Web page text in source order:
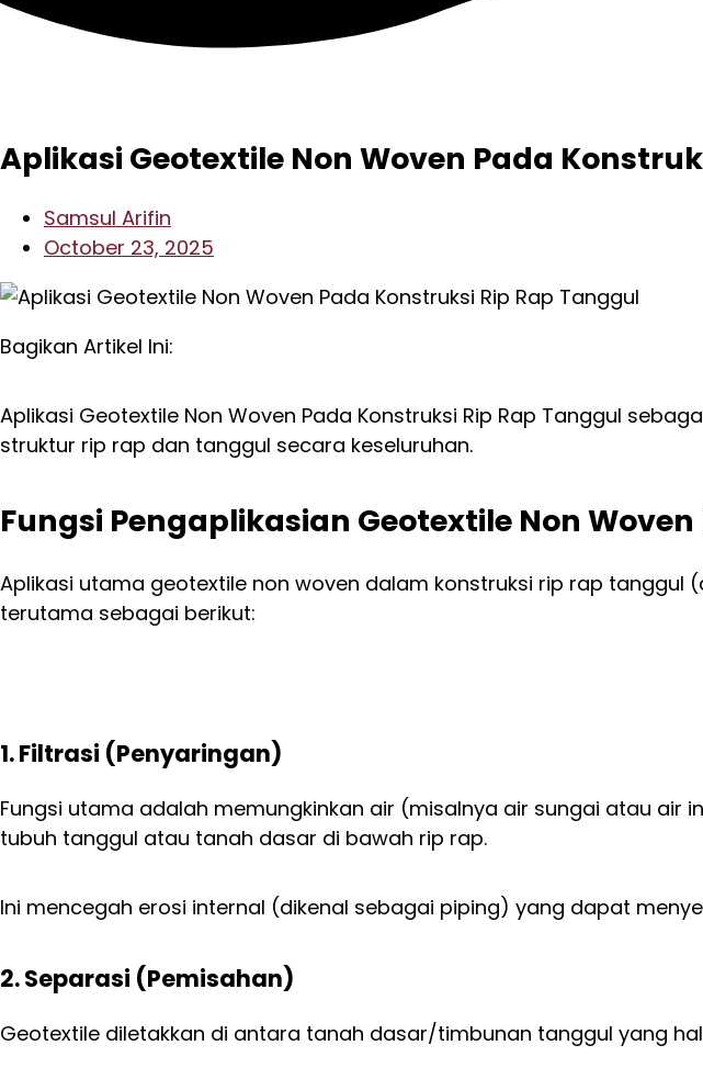
Aplikasi Geotextile Non Woven Pada
Samsul Arifin
October 23, 2025
Bagikan Artikel Ini:
Aplikasi Geotextile Non Woven Pada Konstruksi Rip Rap Tanggul
struktur rip rap dan tanggul secara keseluruhan.
Fungsi Pengaplikasian Geotextile Non
Aplikasi utama geotextile non woven dalam konstruksi rip rap
terutama sebagai berikut:
1. Filtrasi (Penyaringan)
Fungsi utama adalah memungkinkan air (misalnya air sungai atau
tubuh tanggul atau tanah dasar di bawah rip rap.
Ini mencegah erosi internal (dikenal sebagai piping) yang dapat
2. Separasi (Pemisahan)
Geotextile diletakkan di antara tanah dasar/timbunan tanggul yang